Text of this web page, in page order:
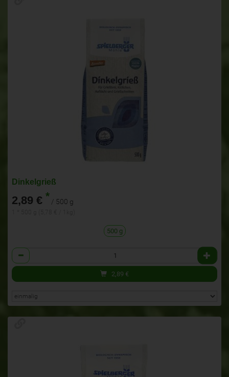
Dinkelgrieß
2,89 € * / 500 g
500 g
Anzahl
2,89 €